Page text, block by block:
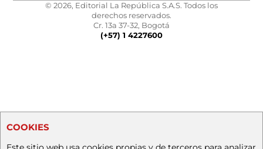
© 2026, Editorial La República S.A.S. Todos los
derechos reservados.
Cr. 13a 37-32, Bogotá
(+57) 1 4227600
COOKIES